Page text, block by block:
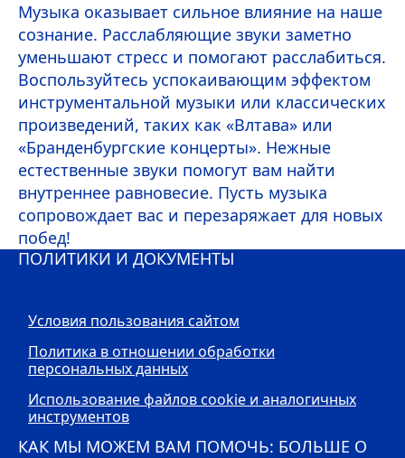
Музыка оказывает сильное влияние на наше
сознание. Расслабляющие звуки заметно
уменьшают стресс и помогают расслабиться.
Воспользуйтесь успокаивающим эффектом
инструментальной музыки или классических
произведений, таких как «Влтава» или
«Бранденбургские концерты». Нежные
естественные звуки помогут вам найти
внутреннее равновесие. Пусть музыка
сопровождает вас и перезаряжает для новых
побед!
ПОЛИТИКИ И ДОКУМЕНТЫ
Условия пользования сайтом
Политика в отношении обработки
персональных данных
Использование файлов cookie и аналогичных
инструментов
КАК МЫ МОЖЕМ ВАМ ПОМОЧЬ: БОЛЬШЕ О